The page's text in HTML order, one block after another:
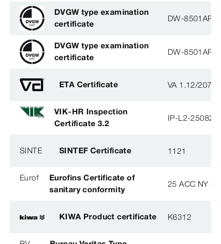
DVGW type examination
certificate
DW-
DVGW type examination
certificate
DW-
ETA Certificate VA 1.12/20786
VIK-HR Inspection
Certificate 3.2
IP-L2-250825
SINTE SINTEF Certificate 1121
Eurof
Eurofins Certificate of
sanitary conformity
25 ACC NY
KIWA Product certificate K6312